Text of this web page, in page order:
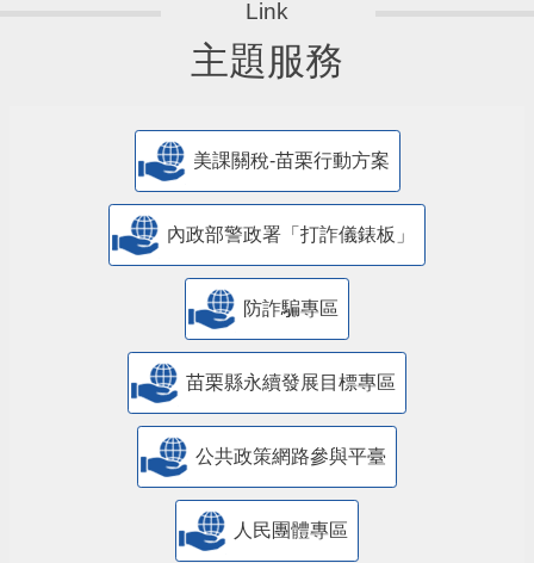
主題服務
美課關稅-苗栗行動方案
內政部警政署「打詐儀錶板」
防詐騙專區
苗栗縣永續發展目標專區
公共政策網路參與平臺
人民團體專區